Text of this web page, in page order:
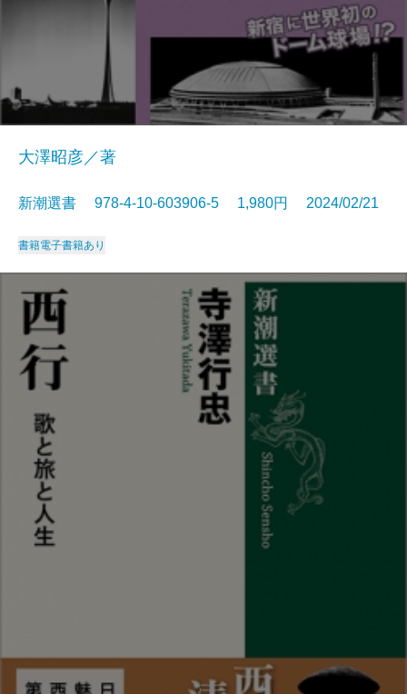
大澤昭彦／著
新潮選書 978-4-10-603906-5 1,980円 2024/02/21
書籍電子書籍あり